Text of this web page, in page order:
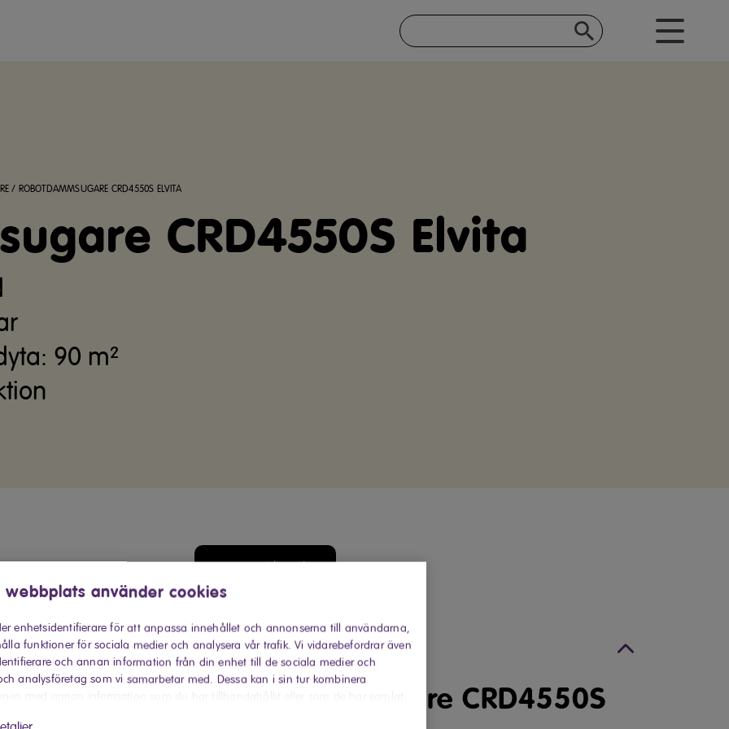
webbplats använder cookies
enhetsidentifierare för att anpassa innehållet och annonserna till användarna,
funktioner för sociala medier och analysera vår trafik. Vi vidarebefordrar även
och annan information från din enhet till de sociala medier och
analysföretag som vi samarbetar med. Dessa kan i sin tur kombinera
/ ROBOTDAMMSUGARE CRD4550S ELVITA
CRD4550S Elvita
90 m²
Finns snart hos Elon
Produktinformation
Robotdammsugare CRD4550S